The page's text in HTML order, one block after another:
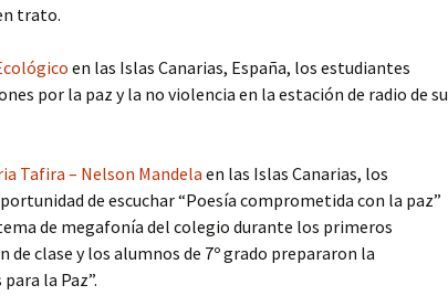
trato.
en las Islas Canarias, España, los estudiantes
por la paz y la no violencia en la estación de radio de su
Tafira – Nelson Mandelaen las Islas Canarias, los
de escuchar “Poesía comprometida con la paz”
de megafonía del colegio durante los primeros
de clase y los alumnos de 7º grado prepararon la
la Paz”.